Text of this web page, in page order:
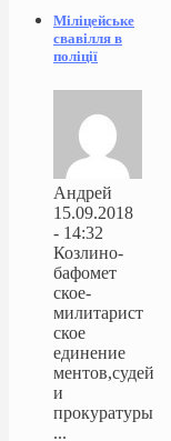
Міліцейське
свавілля в
поліції
Андрей
15.09.2018
- 14:32
Козлино-
бафомет
ское-
милитарист
ское
единение
ментов,судей
и
прокуратуры
...